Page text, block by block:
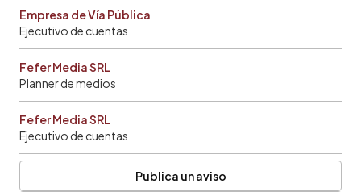
Empresa de Vía Pública
Ejecutivo de cuentas
Fefer Media SRL
Planner de medios
Fefer Media SRL
Ejecutivo de cuentas
Publica un aviso